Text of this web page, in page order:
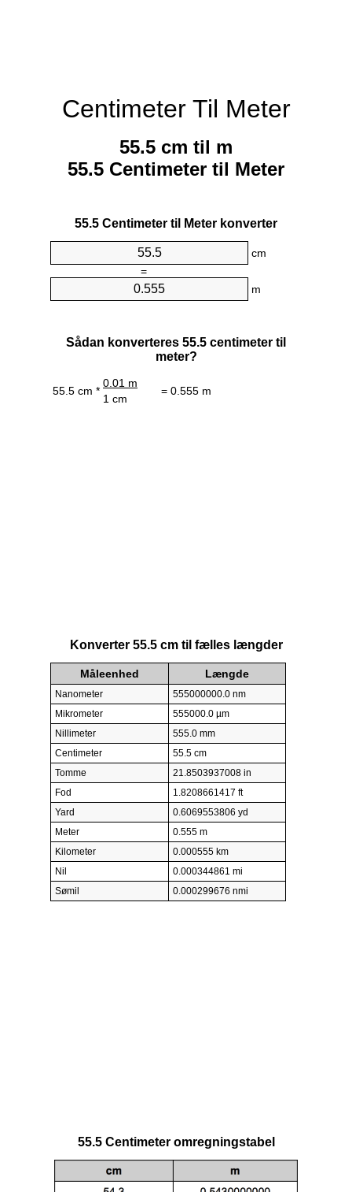
Centimeter Til Meter
55.5 cm til m
55.5 Centimeter til Meter
55.5 Centimeter til Meter konverter
cm
=
m
Sådan konverteres 55.5 centimeter til
meter?
55.5 cm *
0.01 m
= 0.555 m
1 cm
Konverter 55.5 cm til fælles længder
Måleenhed Længde
Nanometer
555000000.0 nm
Mikrometer
555000.0 µm
Nillimeter
555.0 mm
Centimeter
55.5 cm
Tomme
21.8503937008 in
Fod
1.8208661417 ft
Yard
0.6069553806 yd
Meter
0.555 m
Kilometer
0.000555 km
Nil
0.000344861 mi
Sømil
0.000299676 nmi
55.5 Centimeter omregningstabel